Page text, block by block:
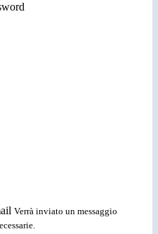
Verrà inviato un messaggio